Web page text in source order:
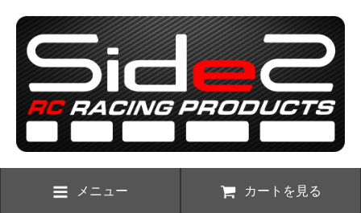
メニュー カートを見る